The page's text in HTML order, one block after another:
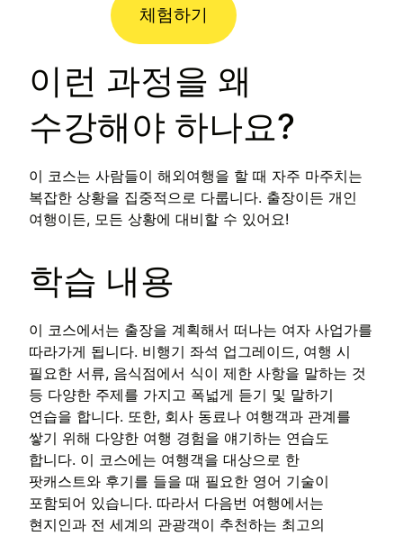
체험하기
이런 과정을 왜
수강해야 하나요?
이 코스는 사람들이 해외여행을 할 때 자주 마주치는
복잡한 상황을 집중적으로 다룹니다. 출장이든 개인
여행이든, 모든 상황에 대비할 수 있어요!
학습 내용
이 코스에서는 출장을 계획해서 떠나는 여자 사업가를
따라가게 됩니다. 비행기 좌석 업그레이드, 여행 시
필요한 서류, 음식점에서 식이 제한 사항을 말하는 것
등 다양한 주제를 가지고 폭넓게 듣기 및 말하기
연습을 합니다. 또한, 회사 동료나 여행객과 관계를
쌓기 위해 다양한 여행 경험을 얘기하는 연습도
합니다. 이 코스에는 여행객을 대상으로 한
팟캐스트와 후기를 들을 때 필요한 영어 기술이
포함되어 있습니다. 따라서 다음번 여행에서는
현지인과 전 세계의 관광객이 추천하는 최고의